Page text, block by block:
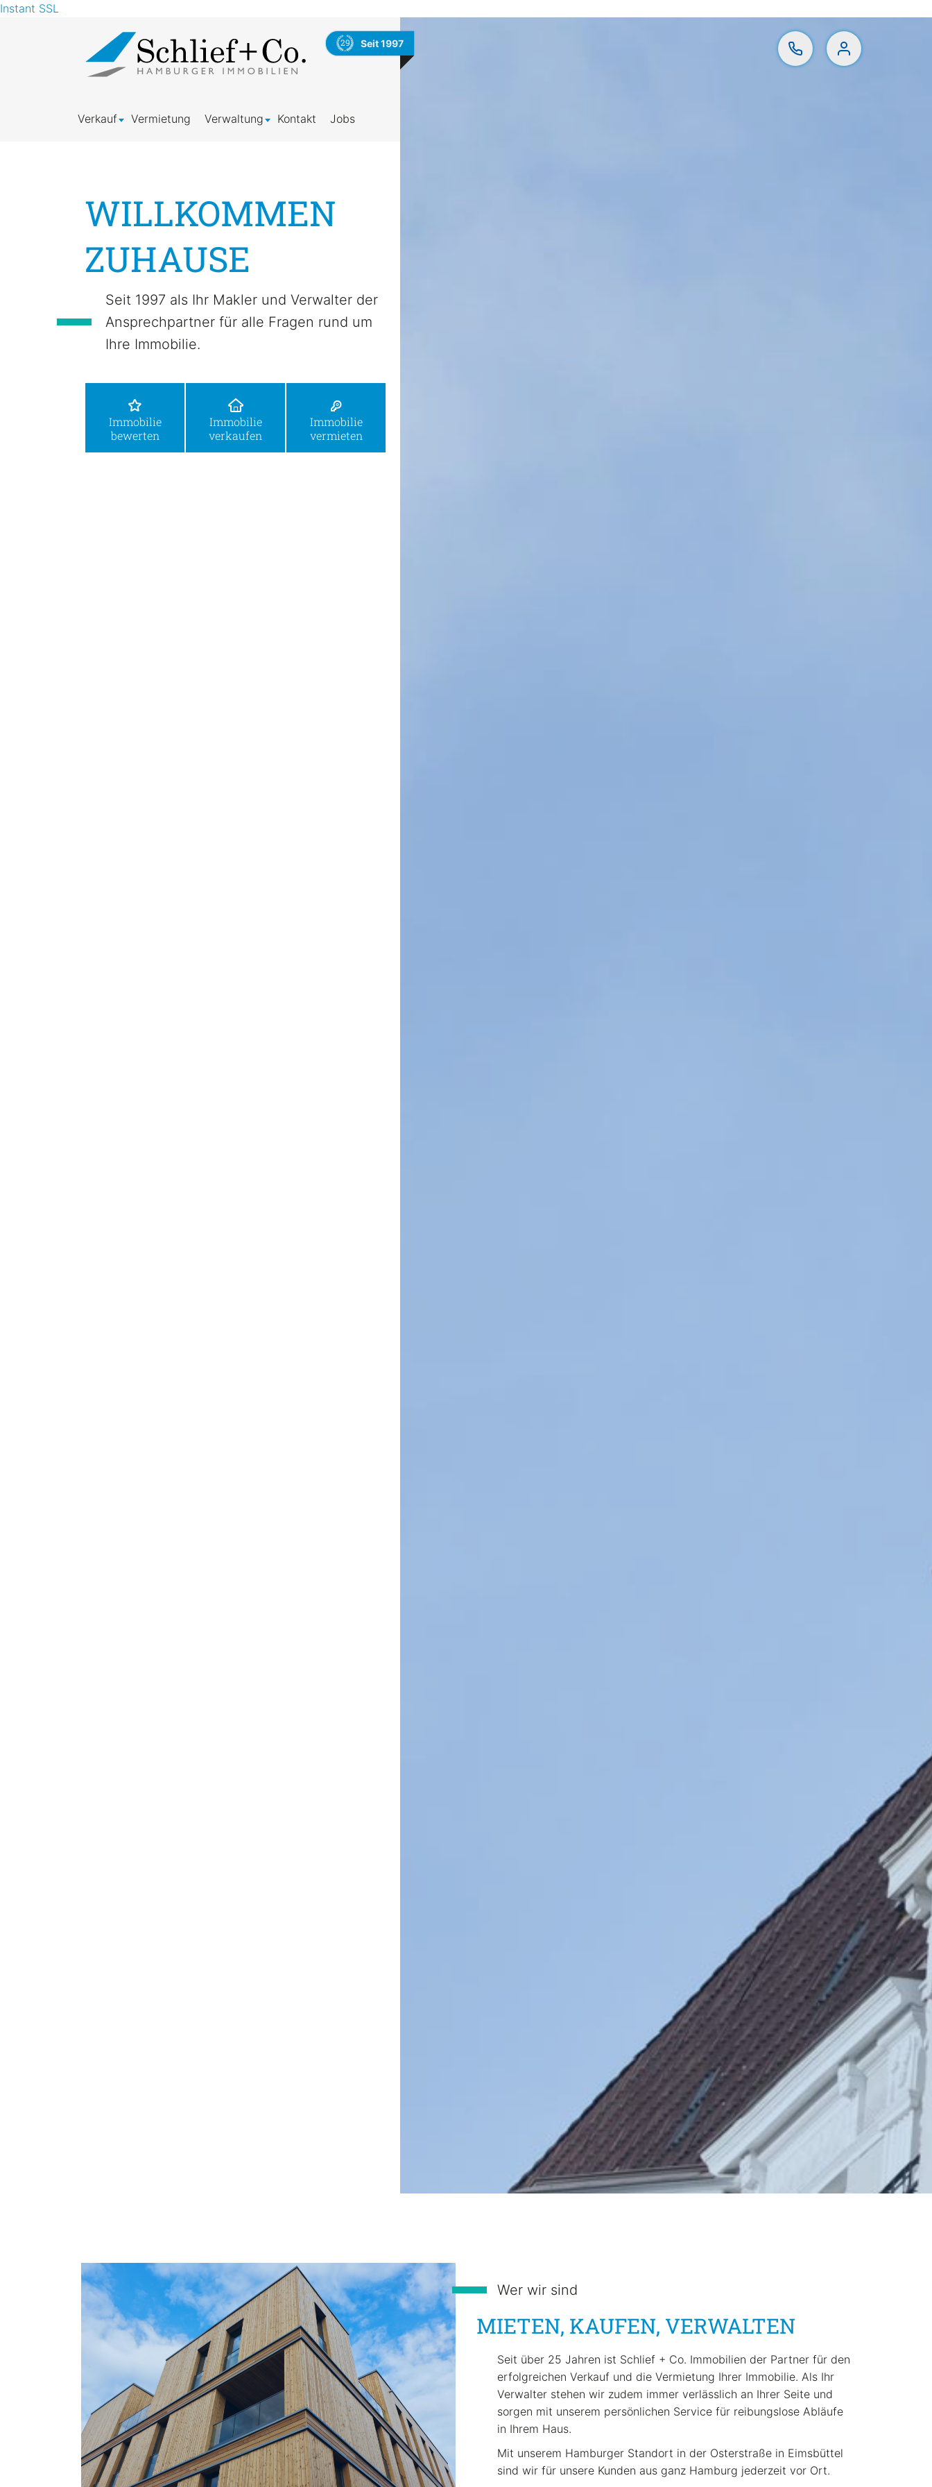
Instant SSL
29 Seit 1997
Verkauf Vermietung Verwaltung Kontakt Jobs
WILLKOMMEN
ZUHAUSE
Seit 1997 als Ihr Makler und Verwalter der
Ansprechpartner für alle Fragen rund um
Ihre Immobilie.
Immobilie
bewerten
Immobilie
verkaufen
Immobilie
vermieten
Wer wir sind
MIETEN, KAUFEN, VERWALTEN
Seit über 25 Jahren ist Schlief + Co. Immobilien der Partner für den
erfolgreichen Verkauf und die Vermietung Ihrer Immobilie. Als Ihr
Verwalter stehen wir zudem immer verlässlich an Ihrer Seite und
sorgen mit unserem persönlichen Service für reibungslose Abläufe
in Ihrem Haus.
Mit unserem Hamburger Standort in der Osterstraße in Eimsbüttel
sind wir für unsere Kunden aus ganz Hamburg jederzeit vor Ort.